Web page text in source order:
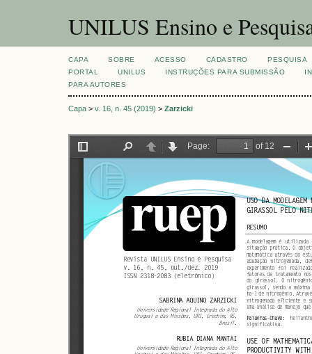
UNILUS Ensino e
CAPA SOBRE ACESSO CADASTRO
PESQUISA
PORTAL
UNILUS INSTRUÇÕES PARA SUBMISSÃO
PARA AUTORES
Capa > v. 16, n. 45 (2019) > Zarzicki